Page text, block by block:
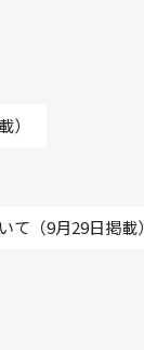
（9月29日掲載）